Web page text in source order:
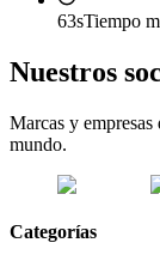
63sTiempo
Nuestros
Marcas y
mundo.
Categorías